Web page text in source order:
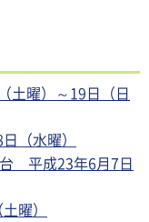
土曜）～19日（日
（水曜）
平成23年6月7日
曜）